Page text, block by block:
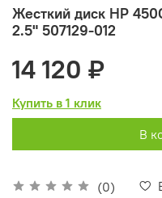
Жесткий диск HP
2.5" 507129-012
(0)
14 120 ₽
Купить в 1 клик
В